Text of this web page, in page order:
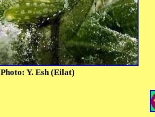
Photo: Y. Esh (Eilat)